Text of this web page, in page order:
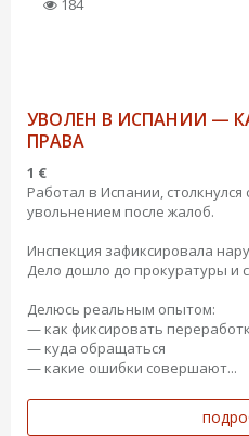
184
УВОЛЕН В ИСПАНИИ —
ПРАВА
1 €
Работал в Испании,
увольнением после жалоб.
Инспекция зафиксировала
Дело дошло до прокуратуры и
Делюсь реальным опытом:
— как фиксировать
— куда обращаться
— какие ошибки совершают...